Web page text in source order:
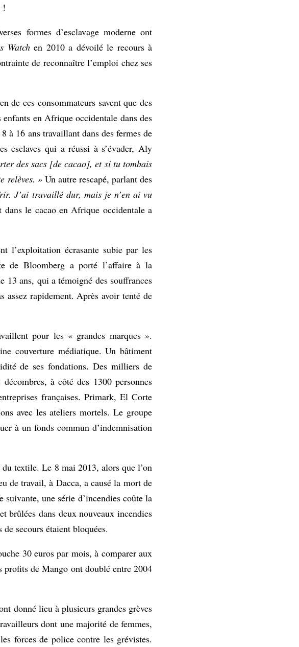
!
formes d’esclavage moderne ont
Watchen 2010 a dévoilé le recours à
de reconnaître l’emploi chez ses
de ces consommateurs savent que des
en Afrique occidentale dans des
à 16 ans travaillant dans des fermes de
esclaves qui a réussi à s’évader, Aly
des sacs [de cacao], et si tu tombais
relèves. » Un autre rescapé, parlant des
J’ai travaillé dur, mais je n’en ai vu
le cacao en Afrique occidentale a
l’exploitation écrasante subie par les
de Bloomberg a porté l’affaire à la
ans, qui a témoigné des souffrances
assez rapidement. Après avoir tenté de
pour les « grandes marques ».
couverture médiatique. Un bâtiment
de ses fondations. Des milliers de
à côté des 1300 personnes
françaises. Primark, El Corte
avec les ateliers mortels. Le groupe
à un fonds commun d’indemnisation
textile. Le 8 mai 2013, alors que l’on
de travail, à Dacca, a causé la mort de
suivante, une série d’incendies coûte la
brûlées dans deux nouveaux incendies
secours étaient bloquées.
30 euros par mois, à comparer aux
profits de Mango ont doublé entre 2004
donné lieu à plusieurs grandes grèves
dont une majorité de femmes,
forces de police contre les grévistes.